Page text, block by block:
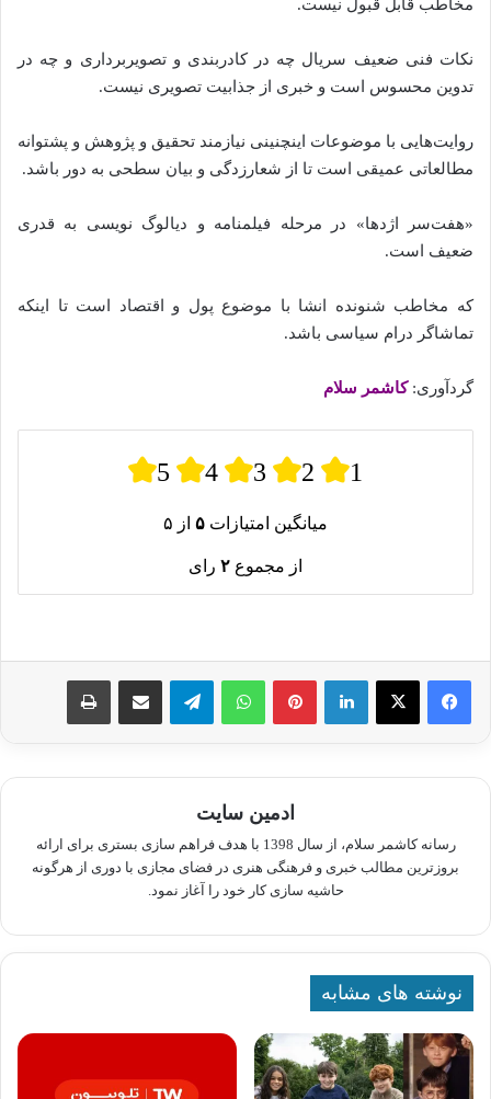
مخاطب قابل قبول نیست.
نکات فنی ضعیف سریال چه در کادربندی و تصویربرداری و چه در
تدوین محسوس است و خبری از جذابیت تصویری نیست.
روایت‌هایی با موضوعات اینچنینی نیازمند تحقیق و پژوهش و پشتوانه
مطالعاتی عمیقی است تا از شعارزدگی و بیان سطحی به دور باشد.
«هفت‌سر اژد‌ها» در مرحله فیلمنامه و دیالوگ نویسی به قدری
ضعیف است.
که مخاطب شنونده انشا با موضوع پول و اقتصاد است تا اینکه
تماشاگر درام سیاسی باشد.
گردآوری:کاشمر سلام
5 4 3 2 1
میانگین امتیازات ۵ از ۵
از مجموع ۲ رای
لینکدین پینترستواتس آپ تلگرام اشتراک گذاری از طریق ایمیل چاپ
ادمین سایت
رسانه کاشمر سلام، از سال 1398 با هدف فراهم سازی بستری برای ارائه
بروزترین مطالب خبری و فرهنگی هنری در فضای مجازی با دوری از هرگونه
حاشیه سازی کار خود را آغاز نمود.
نوشته های مشابه